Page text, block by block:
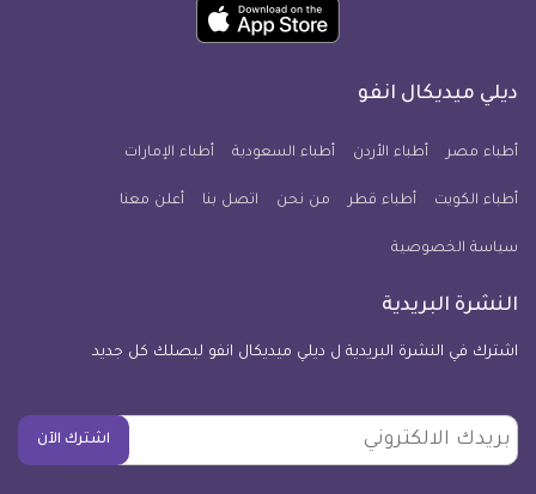
فيسبوكتويتر
يوتيوب
انفو
انفو
انفو
حمل
تطبيق
معلومة
للآيفون
ديلي ميديكال انفو
أطباء مصر أطباء الأردن أطباء السعودية أطباء الإمارات
أطباء الكويت أطباء قطر من نحن اتصل بنا أعلن معنا
سياسة الخصوصية
النشرة البريدية
اشترك في النشرة البريدية ل ديلي ميديكال انفو ليصلك كل جديد
بريدك
الالكتروني
اشترك الآن